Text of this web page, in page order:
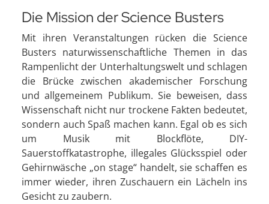
Die Mission der Science Busters
Mit ihren Veranstaltungen rücken die Science
Busters naturwissenschaftliche Themen in das
Rampenlicht der Unterhaltungswelt und schlagen
die Brücke zwischen akademischer Forschung
und allgemeinem Publikum. Sie beweisen, dass
Wissenschaft nicht nur trockene Fakten bedeutet,
sondern auch Spaß machen kann. Egal ob es sich
um Musik mit Blockflöte, DIY-
Sauerstoffkatastrophe, illegales Glücksspiel oder
Gehirnwäsche „on stage“ handelt, sie schaffen es
immer wieder, ihren Zuschauern ein Lächeln ins
Gesicht zu zaubern.